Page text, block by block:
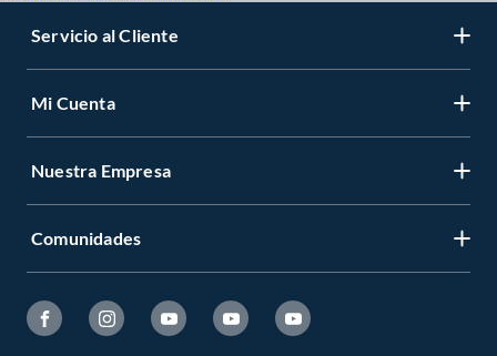
Servicio al Cliente
Mi Cuenta
Nuestra Empresa
Comunidades